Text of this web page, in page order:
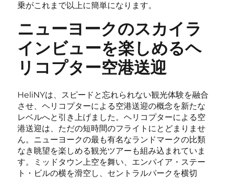
乗がこれまで以上に簡単になります。
ニューヨークのスカイラ
インビューを楽しめるヘ
リコプター空港送迎
HeliNYは、スピードと忘れられない観光体験を融合
させ、ヘリコプターによる空港送迎の概念を新たな
レベルへと引き上げました。ヘリコプターによる空
港送迎は、ただの短時間のフライトにとどまりませ
ん。ニューヨークの最も有名なランドマークの比類
なき眺望を楽しめる観光ツアーも組み込まれていま
す。ミッドタウン上空を舞い、エンパイア・ステー
ト・ビルの横を滑空し、セントラルパークを横切